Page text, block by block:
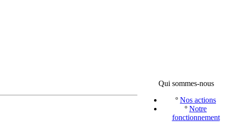
Qui sommes-nous
º Nos actions
º Notre
fonctionnement